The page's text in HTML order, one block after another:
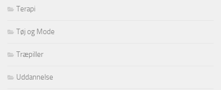
Terapi
Tøj og Mode
Træpiller
Uddannelse